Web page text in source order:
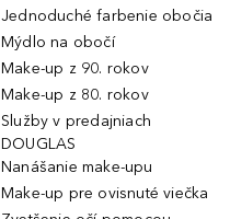
Jednoduché farbenie obočia
Mýdlo na obočí
Make-up z 90. rokov
Make-up z 80. rokov
Služby v predajniach
DOUGLAS
Nanášanie make-upu
Make-up pre ovisnuté viečka